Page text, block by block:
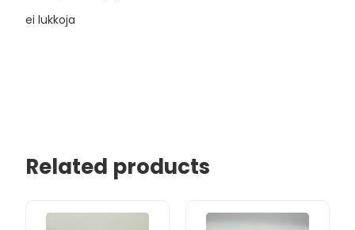
ei lukkoja
Related products